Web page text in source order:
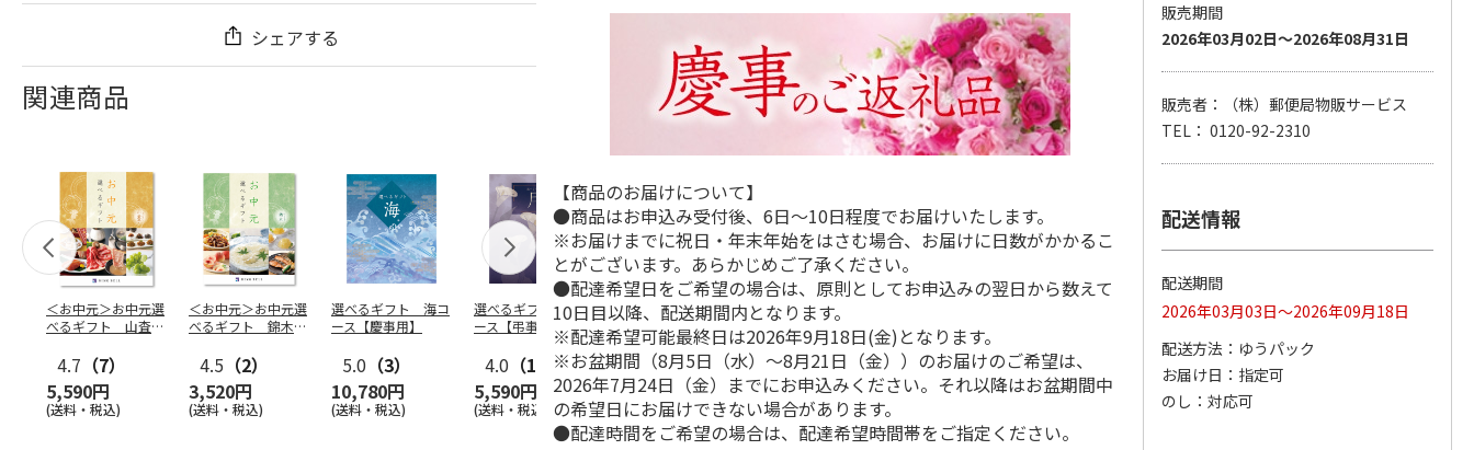
シェアする
関連商品
＜お中元＞お中元選
べるギフト 山査子
4.7 （7）
5,590円
(送料・税込)
＜お中元＞お中元選
べるギフト 錦木コ
4.5 （2）
3,520円
(送料・税込)
選べるギフト 海コ
ース【慶事用】
5.0 （3）
10,780円
(送料・税込)
選べるギフト 月コ
ース【弔事用】
4.0 （1）
5,590円
(送料・税込)
＜お中元＞お中元選
べるギフト 栴檀コ
ース
5.0 （5）
10,780円
(送料・税込)
選べるギフト 海コ
ース【弔事用】
4.4（5）
10,780円
(送料・税込)
ース【慶事用】
5.0（3）
5,590円
4.8（4）
15,990円
選べるギフト 鳥コ
4.2 （6）
3,520円
(送料・税込)
選べるギフト 花コ
【商品のお届けについて】
●商品はお申込み受付後、6日～10日程度でお届けいたします。
※お届けまでに祝日・年末年始をはさむ場合、お届けに日数がかかるこ
とがございます。あらかじめご了承ください。
●配達希望日をご希望の場合は、原則としてお申込みの翌日から数えて
10日目以降、配送期間内となります。
※配達希望可能最終日は2026年9月18日(金)となります。
※お盆期間（8月5日（水）～8月21日（金））のお届けのご希望は、
2026年7月24日（金）までにお申込みください。それ以降はお盆期間中
の希望日にお届けできない場合があります。
●配達時間をご希望の場合は、配達希望時間帯をご指定ください。
販売期間
2026年03月02日～2026年08月31日
販売者：（株）郵便局物販サービス
TEL： 0120-92-2310
配送情報
配送期間
2026年03月03日～2026年09月18日
配送方法
ゆうパック
お届け日
指定可
のし
対応可